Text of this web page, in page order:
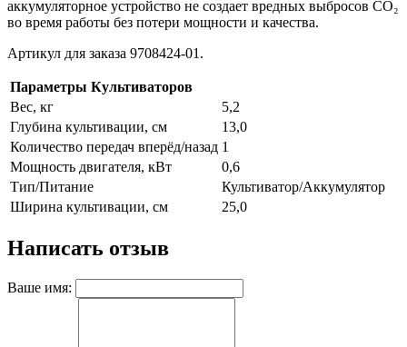
аккумуляторное устройство не создает вредных выбросов CO₂
во время работы без потери мощности и качества.
Артикул для заказа 9708424-01.
Параметры Культиваторов
Вес, кг
5,2
Глубина культивации, см
13,0
Количество передач вперёд/назад 1
Мощность двигателя, кВт
0,6
Тип/Питание
Культиватор/Аккумулятор
Ширина культивации, см
25,0
Написать отзыв
Ваше имя: